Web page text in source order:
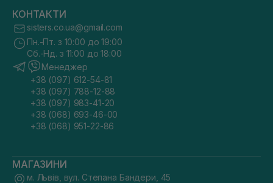
КОНТАКТИ
sisters.co.ua@gmail.com
Пн.-Пт. з 10:00 до 19:00
Сб.-Нд. з 11:00 до 18:00
Менеджер
+38 (097) 612-54-81
+38 (097) 788-12-88
+38 (097) 983-41-20
+38 (068) 693-46-00
+38 (068) 951-22-86
МАГАЗИНИ
м. Львів, вул. Степана Бандери, 45